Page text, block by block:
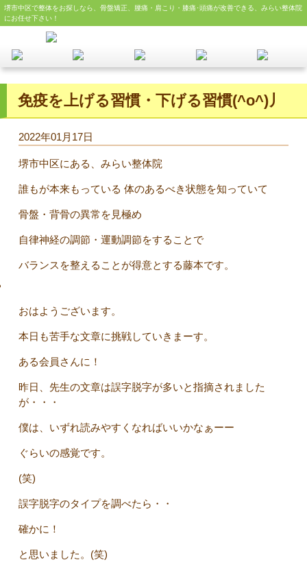
堺市中区で整体をお探しなら、骨盤矯正、腰痛・肩こり・膝痛･頭痛が改善できる、みらい整体院
にお任せ下さい！
免疫を上げる習慣・下げる習慣(^o^)丿
2022年01月17日
堺市中区にある、みらい整体院
誰もが本来もっている 体のあるべき状態を知っていて
骨盤・背骨の異常を見極め
自律神経の調節・運動調節をすることで
バランスを整えることが得意とする藤本です。
おはようございます。
本日も苦手な文章に挑戦していきまーす。
ある会員さんに！
昨日、先生の文章は誤字脱字が多いと指摘されました
が・・・
僕は、いずれ読みやすくなればいいかなぁーー
ぐらいの感覚です。
(笑)
誤字脱字のタイプを調べたら・・
確かに！
と思いました。(笑)